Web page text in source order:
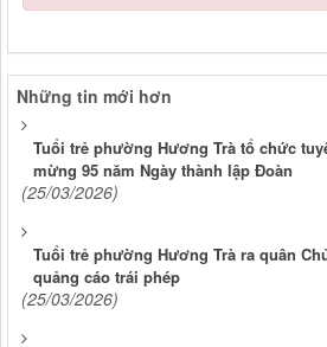
Những tin mới hơn
Tuổi trẻ phường Hương Trà tổ chức
mừng 95 năm Ngày thành lập Đoàn
(25/03/2026)
Tuổi trẻ phường Hương Trà ra quân
quảng cáo trái phép
(25/03/2026)